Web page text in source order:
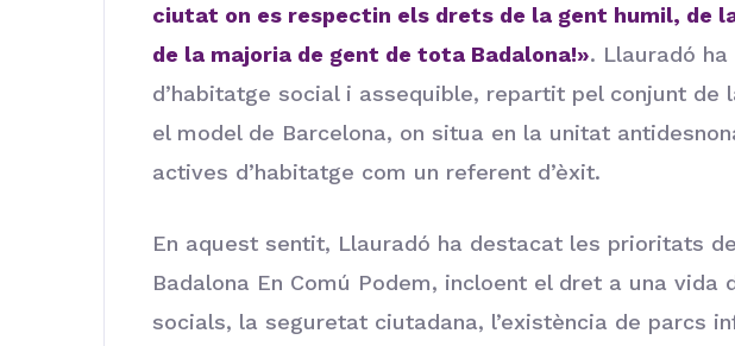
ciutat on es respectin els drets de la gent humil, de
de la majoria de gent de tota Badalona!». Llauradó
d’habitatge social i assequible, repartit pel conjunt de
el model de Barcelona, on situa en la unitat
actives d’habitatge com un referent d’èxit.
En aquest sentit, Llauradó ha destacat les prioritats
Badalona En Comú Podem, incloent el dret a una vida
socials, la seguretat ciutadana, l’existència de parcs